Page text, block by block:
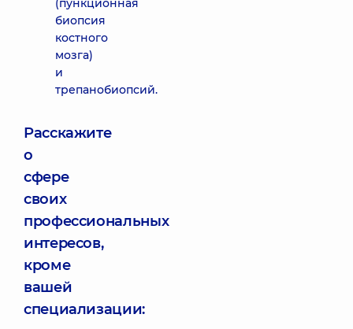
(пункционная
биопсия
костного
мозга)
и
трепанобиопсий.
Расскажите
о
сфере
своих
профессиональных
интересов,
кроме
вашей
специализации: